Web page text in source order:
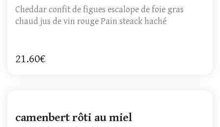
Cheddar confit de figues escalope de foie gras
chaud jus de vin rouge Pain steack haché
21.60€
camenbert rôti au miel